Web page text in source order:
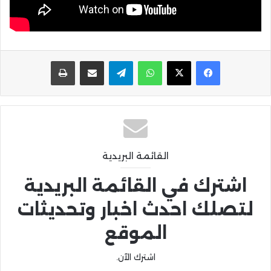
واتساب تيلقرام مشاركة عبر البريد
القائمة البريدية
اشترك في القائمة البريدية
لتصلك احدث اخبار وتحديثات
الموقع
اشترك الآن.